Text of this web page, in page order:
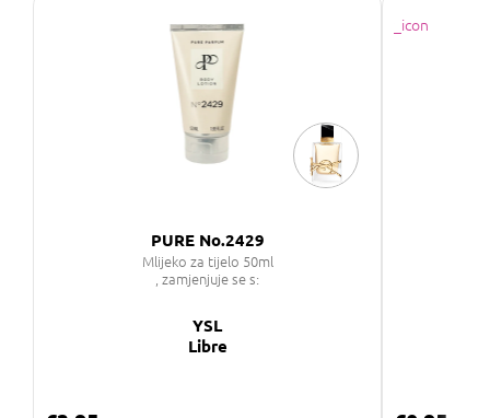
PURE No.2429
Mlijeko za tijelo 50ml
, zamjenjuje se s:
YSL
Libre